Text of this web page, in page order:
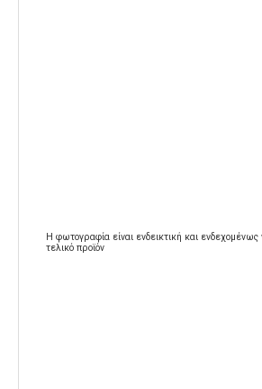
Η φωτογραφία είναι ενδεικτική και ενδεχομένως
τελικό προϊόν